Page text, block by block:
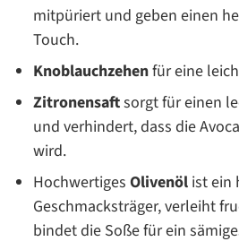
mitpüriert und geben einen
Touch.
Knoblauchzehenfür eine
Zitronensaftsorgt für einen
und verhindert, dass die
wird.
Hochwertiges Olivenöl ist ein
Geschmacksträger, verleiht
bindet die Soße für ein